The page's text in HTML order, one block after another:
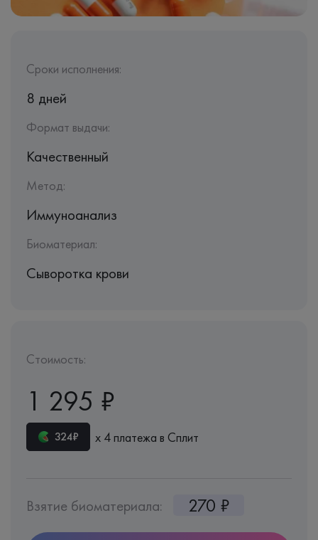
Сроки исполнения:
8 дней
Формат выдачи:
Качественный
Метод:
Иммуноанализ
Биоматериал:
Сыворотка крови
Стоимость:
1 295 ₽
324₽ х 4 платежа в Сплит
Взятие биоматериала: 270 ₽